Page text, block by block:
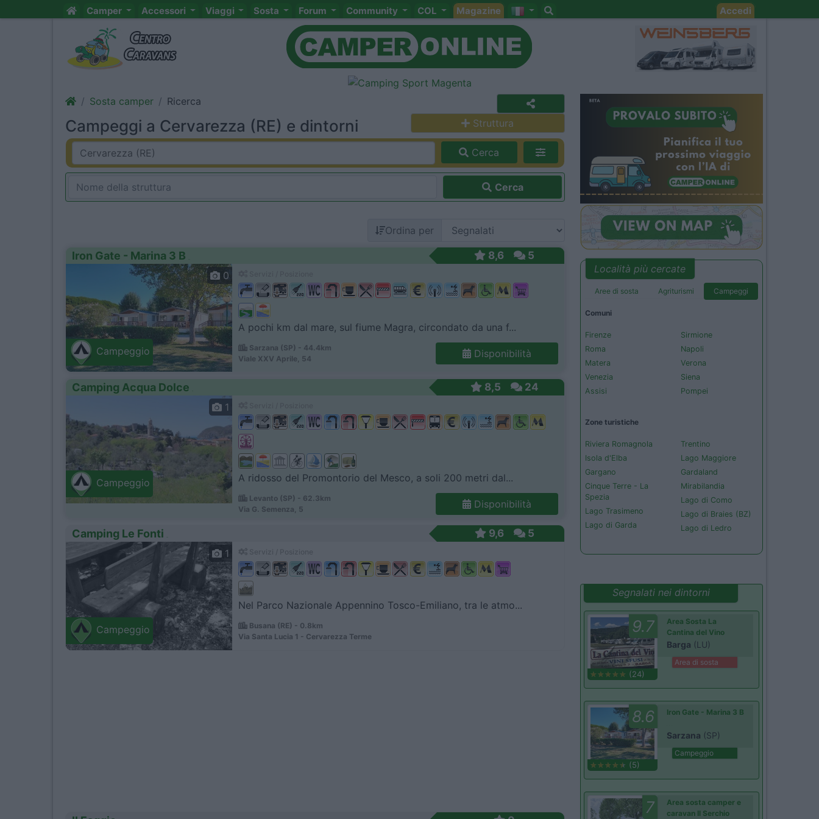
Camper Accessori Viaggi Sosta Forum Community COL Magazine Accedi
Sosta camper Ricerca
Campeggi a Cervarezza (RE) e dintorni Struttura
Cerca
Cerca
Ordina per
Iron Gate - Marina 3 B 8,6 5
Campeggio
0
A pochi km dal mare, sul fiume Magra, circondato da una f...
Sarzana (SP) - 44.4km
Viale XXV Aprile, 54
Disponibilità
Camping Acqua Dolce 8,5 24
Campeggio
1
A ridosso del Promontorio del Mesco, a soli 200 metri dal...
Levanto (SP) - 62.3km
Via G. Semenza, 5
Disponibilità
Camping Le Fonti 9,6 5
Campeggio
1
Nel Parco Nazionale Appennino Tosco-Emiliano, tra le atmo...
Busana (RE) - 0.8km
Via Santa Lucia 1 - Cervarezza Terme
Località più cercate
Aree di sosta Agriturismi Campeggi
Comuni
Firenze
Roma
Matera
Venezia
Assisi
Sirmione
Napoli
Verona
Siena
Pompei
Zone turistiche
Riviera Romagnola
Isola d'Elba
Gargano
Cinque Terre - La
Spezia
Lago Trasimeno
Lago di Garda
Trentino
Lago Maggiore
Gardaland
Mirabilandia
Lago di Como
Lago di Braies (BZ)
Lago di Ledro
Segnalati nei dintorni
9.7
(24)
Area Sosta La
Cantina del Vino
Barga (LU)
Area di sosta
8.6
(5)
Iron Gate - Marina 3 B
Sarzana (SP)
Campeggio
7
Area sosta camper e
caravan Il Serchio